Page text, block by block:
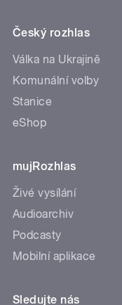
Český rozhlas
Válka na Ukrajině
Komunální volby
Stanice
eShop
mujRozhlas
Živé vysílání
Audioarchiv
Podcasty
Mobilní aplikace
Sledujte nás